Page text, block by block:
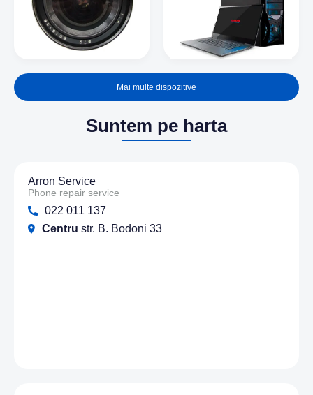
Mai multe dispozitive
Suntem pe harta
Arron Service
Phone repair service
022 011 137
Centru str. B. Bodoni 33